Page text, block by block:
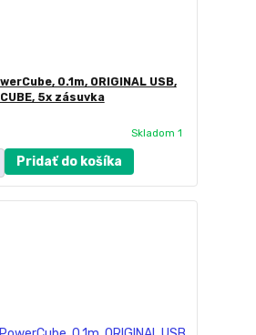
0.1m, ORIGINAL USB,
5x zásuvka
Skladom 1
Pridať do košíka